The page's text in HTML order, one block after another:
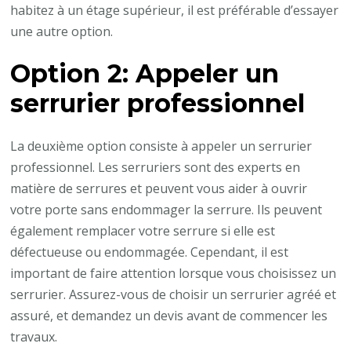
habitez à un étage supérieur, il est préférable d’essayer
une autre option.
Option 2: Appeler un
serrurier professionnel
La deuxième option consiste à appeler un serrurier
professionnel. Les serruriers sont des experts en
matière de serrures et peuvent vous aider à ouvrir
votre porte sans endommager la serrure. Ils peuvent
également remplacer votre serrure si elle est
défectueuse ou endommagée. Cependant, il est
important de faire attention lorsque vous choisissez un
serrurier. Assurez-vous de choisir un serrurier agréé et
assuré, et demandez un devis avant de commencer les
travaux.